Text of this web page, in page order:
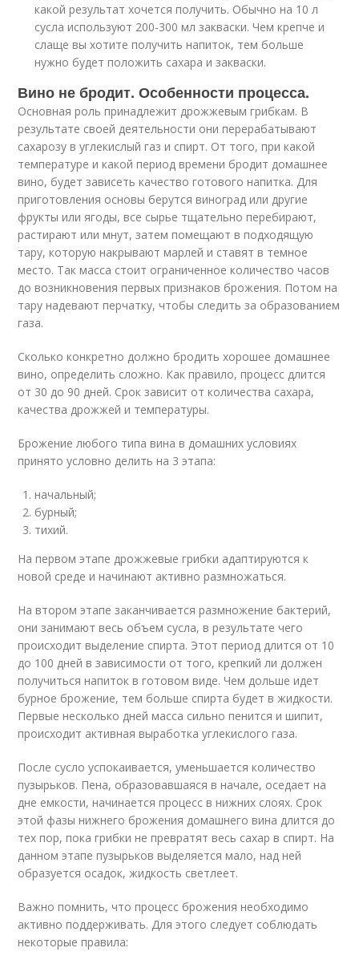
какой результат хочется получить. Обычно на 10 л
сусла используют 200-300 мл закваски. Чем крепче и
слаще вы хотите получить напиток, тем больше
нужно будет положить сахара и закваски.
Вино не бродит. Особенности процесса.
Основная роль принадлежит дрожжевым грибкам. В
результате своей деятельности они перерабатывают
сахарозу в углекислый газ и спирт. От того, при какой
температуре и какой период времени бродит домашнее
вино, будет зависеть качество готового напитка. Для
приготовления основы берутся виноград или другие
фрукты или ягоды, все сырье тщательно перебирают,
растирают или мнут, затем помещают в подходящую
тару, которую накрывают марлей и ставят в темное
место. Так масса стоит ограниченное количество часов
до возникновения первых признаков брожения. Потом на
тару надевают перчатку, чтобы следить за образованием
газа.
Сколько конкретно должно бродить хорошее домашнее
вино, определить сложно. Как правило, процесс длится
от 30 до 90 дней. Срок зависит от количества сахара,
качества дрожжей и температуры.
Брожение любого типа вина в домашних условиях
принято условно делить на 3 этапа:
начальный;
бурный;
тихий.
На первом этапе дрожжевые грибки адаптируются к
новой среде и начинают активно размножаться.
На втором этапе заканчивается размножение бактерий,
они занимают весь объем сусла, в результате чего
происходит выделение спирта. Этот период длится от 10
до 100 дней в зависимости от того, крепкий ли должен
получиться напиток в готовом виде. Чем дольше идет
бурное брожение, тем больше спирта будет в жидкости.
Первые несколько дней масса сильно пенится и шипит,
происходит активная выработка углекислого газа.
После сусло успокаивается, уменьшается количество
пузырьков. Пена, образовавшаяся в начале, оседает на
дне емкости, начинается процесс в нижних слоях. Срок
этой фазы нижнего брожения домашнего вина длится до
тех пор, пока грибки не превратят весь сахар в спирт. На
данном этапе пузырьков выделяется мало, над ней
образуется осадок, жидкость светлеет.
Важно помнить, что процесс брожения необходимо
активно поддерживать. Для этого следует соблюдать
некоторые правила: